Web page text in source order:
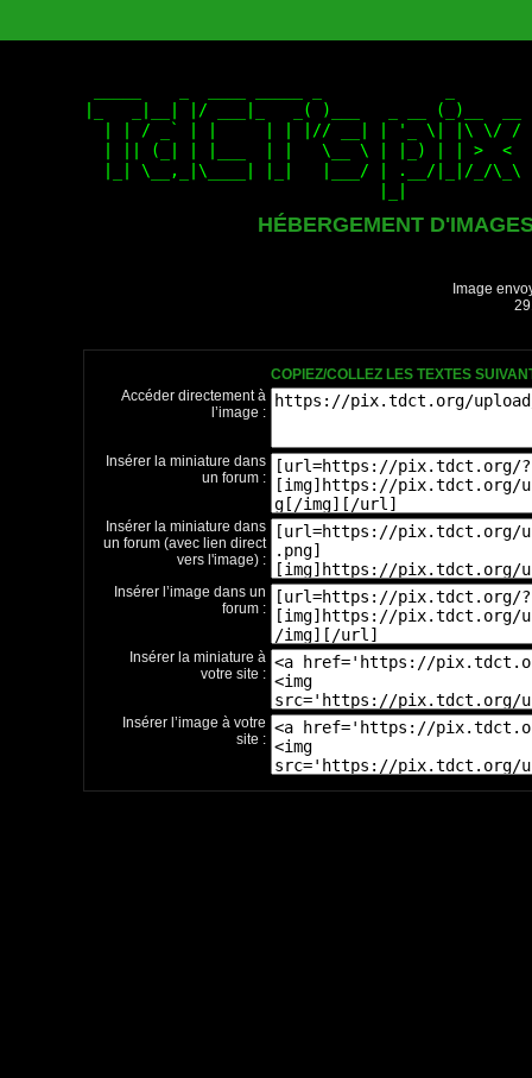
HÉBERGEMENT
Image
COPIEZ/COLLEZ LES TEXTES
Accéder directement à
l’image :
Insérer la miniature dans
un forum :
Insérer la miniature dans
un forum (avec lien direct
vers l'image) :
Insérer l’image dans un
forum :
Insérer la miniature à
votre site :
Insérer l’image à votre
site :